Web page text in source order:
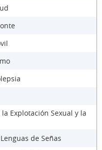
Explotación Sexual y la
de Señas